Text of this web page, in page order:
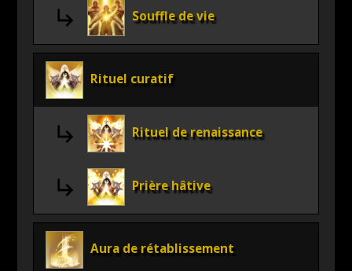
Souffle de vie
Rituel curatif
Rituel de renaissance
Prière hâtive
Aura de rétablissement